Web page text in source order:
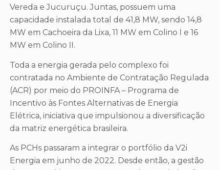
Vereda e Jucuruçu. Juntas, possuem uma
capacidade instalada total de 41,8 MW, sendo 14,8
MW em Cachoeira da Lixa, 11 MW em Colino I e 16
MW em Colino II.
Toda a energia gerada pelo complexo foi
contratada no Ambiente de Contratação Regulada
(ACR) por meio do PROINFA – Programa de
Incentivo às Fontes Alternativas de Energia
Elétrica, iniciativa que impulsionou a diversificação
da matriz energética brasileira.
As PCHs passaram a integrar o portfólio da V2i
Energia em junho de 2022. Desde então, a gestão